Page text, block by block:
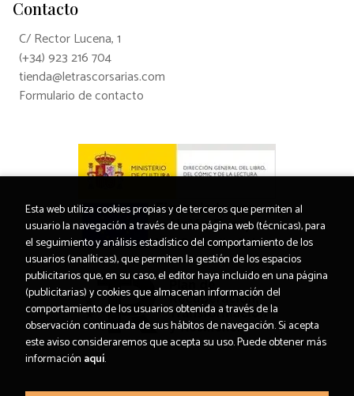
Contacto
C/ Rector Lucena, 1
(+34) 923 216 704
tienda@letrascorsarias.com
Formulario de contacto
Esta web utiliza cookies propias y de terceros que permiten al
usuario la navegación a través de una página web (técnicas), para
el seguimiento y análisis estadístico del comportamiento de los
usuarios (analíticas), que permiten la gestión de los espacios
publicitarios que, en su caso, el editor haya incluido en una página
(publicitarias) y cookies que almacenan información del
comportamiento de los usuarios obtenida a través de la
observación continuada de sus hábitos de navegación. Si acepta
este aviso consideraremos que acepta su uso. Puede obtener más
información aquí.